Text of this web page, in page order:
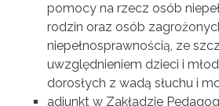
pomocy na rzecz osób
rodzin oraz osób
niepełnosprawnością, ze
uwzględnieniem dzieci i
dorosłych z wadą słuchu i
adiunkt w Zakładzie